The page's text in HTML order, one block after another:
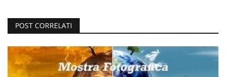
POST CORRELATI